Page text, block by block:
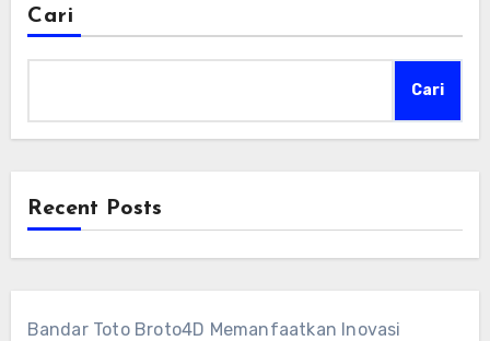
Cari
Cari
Recent Posts
Bandar Toto Broto4D Memanfaatkan Inovasi